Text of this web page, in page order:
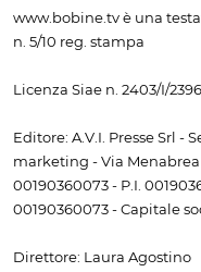
www.bobine.tv è una
n. 5/10 reg. stampa
Licenza Siae n. 2403/I/
Editore: A.V.I. Presse Srl
marketing - Via Menabrea
00190360073 - P.I.
00190360073 - Capitale
Direttore: Laura Agostino